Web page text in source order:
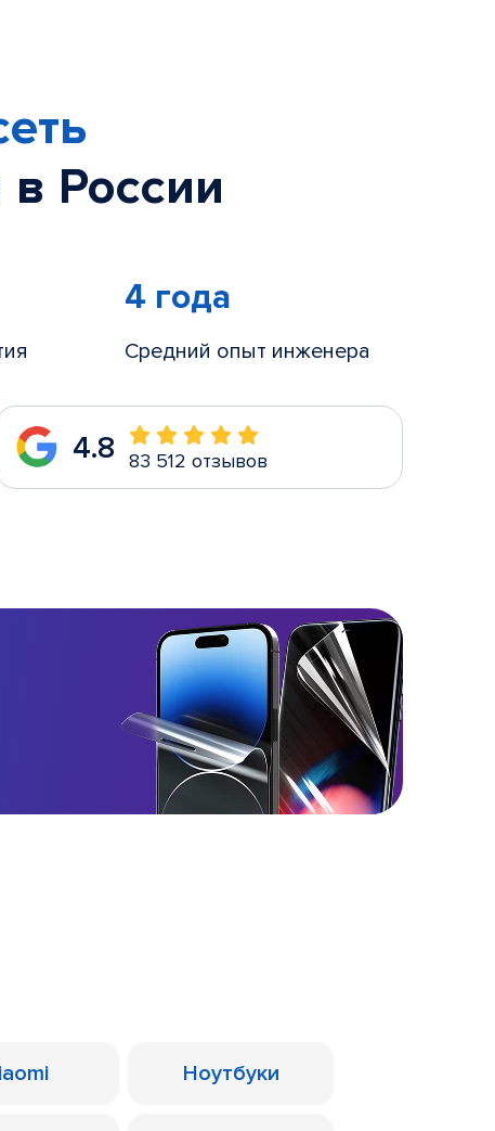
России
4 года
Средний опыт инженера
4.8 83 512 отзывов
Ноутбуки